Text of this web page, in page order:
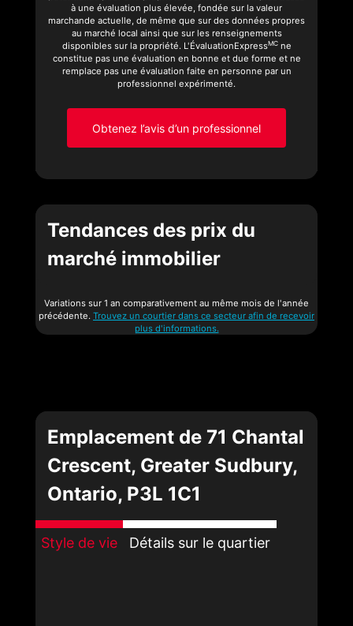
à une évaluation plus élevée, fondée sur la valeur
marchande actuelle, de même que sur des données propres
au marché local ainsi que sur les renseignements
disponibles sur la propriété. L'ÉvaluationExpressMCne
constitue pas une évaluation en bonne et due forme et ne
remplace pas une évaluation faite en personne par un
professionnel expérimenté.
Obtenez l’avis d’un professionnel
Tendances des prix du
marché immobilier
Variations sur 1 an comparativement au même mois de l'année
précédente. Trouvez un courtier dans ce secteur afin de recevoir
plus d'informations.
Emplacement de 71 Chantal
Crescent, Greater Sudbury,
Ontario, P3L 1C1
Style de vie Détails sur le quartier